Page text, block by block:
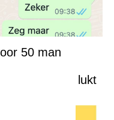
50 man
en
als dat niet lukt